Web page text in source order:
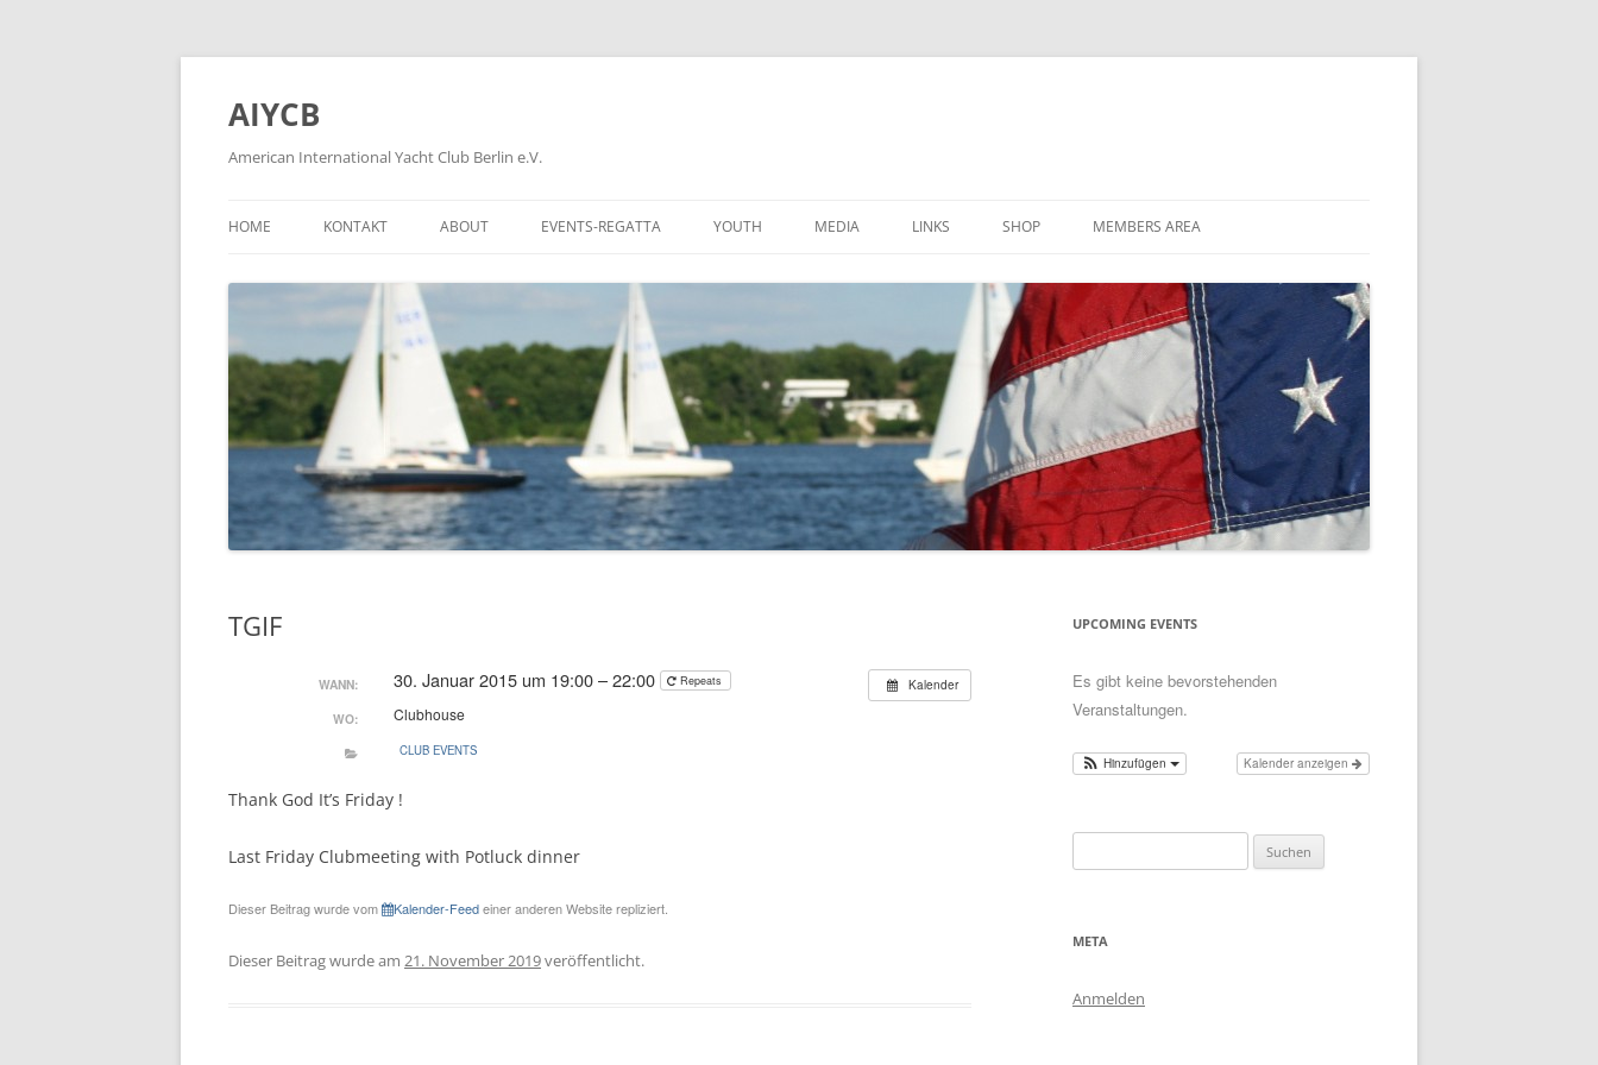
Zum
AIYCB
American International Yacht Club Berlin e.V.
HOME KONTAKT ABOUT
WIE WIRD MAN CLUBMITGLIED
HISTORY OF GROUNDS
FORMER MEMBERS OF AYCB
PLEASE KLICK HERE
EVENTS-REGATTA
DONNERSTAGSREGATTA
FERIENREGATTA
BERLINER REGATTAKALENDER
YARDSTICKLISTE W/UH
YARDSTICKZAHLEN DSV
YOUTH MEDIA LINKS SHOP MEMBERS AREA
TGIF
Kalender
WANN: 30. Januar 2015 um 19:00 – 22:00 Repeats
WO: Clubhouse
CLUB EVENTS
Thank God It’s Friday !
Last Friday Clubmeeting with Potluck dinner
Dieser Beitrag wurde vom Kalender-Feedeiner anderen Website repliziert.
Dieser Beitrag wurde am 21. November 2019veröffentlicht.
UPCOMING EVENTS
Es gibt keine bevorstehenden
Veranstaltungen.
Kalender anzeigen
Hinzufügen
nach:
META
Anmelden